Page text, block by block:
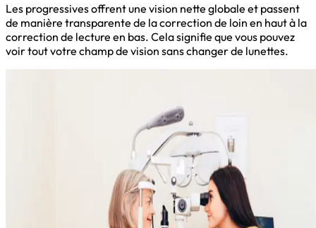
Les progressives offrent une vision nette globale et passent
de manière transparente de la correction de loin en haut à la
correction de lecture en bas. Cela signifie que vous pouvez
voir tout votre champ de vision sans changer de lunettes.